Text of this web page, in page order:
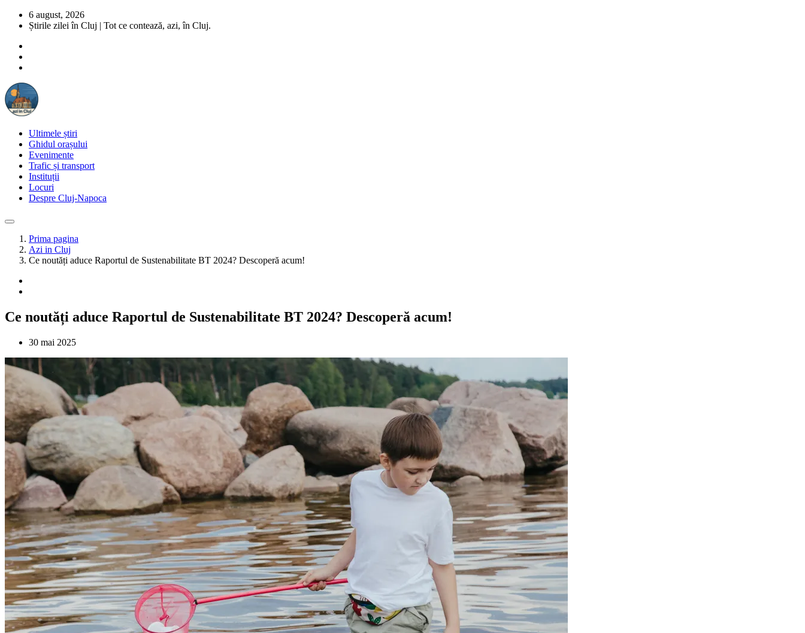
6 august, 2026
Știrile zilei în Cluj | Tot ce contează, azi, în Cluj.
Ultimele știri
Ghidul orașului
Evenimente
Trafic și transport
Instituții
Locuri
Despre Cluj-Napoca
Prima pagina
Azi in Cluj
Ce noutăți aduce Raportul de Sustenabilitate BT 2024? Descoperă acum!
Ce noutăți aduce Raportul de Sustenabilitate BT 2024? Descoperă acum!
30 mai 2025